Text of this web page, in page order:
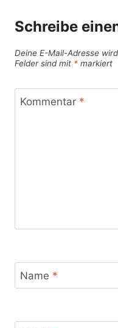
Schreibe
Deine E-Mail-Adresse
Felder sind mit * markiert
Kommentar *
Name *